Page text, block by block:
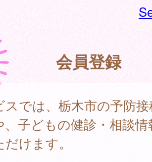
会員登録
スでは、栃木市の予防
、子どもの健診・相談
けます。